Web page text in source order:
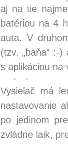
aj na tie
batériou na 4
auta. V
(tzv. „baňa“ :-
s aplikáciou na
Vysielač má
nastavovanie
po jedinom
zvládne laik,